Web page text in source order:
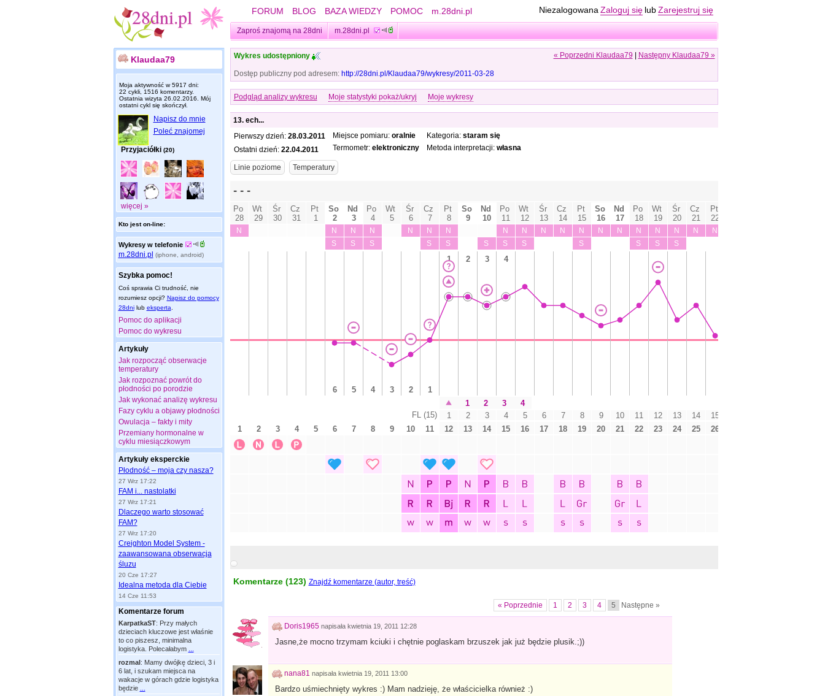
FORUM BLOG BAZA WIEDZY POMOC m.28dni.pl Niezalogowana Zaloguj się lub Zarejestruj się
Zaproś znajomą na 28dni m.28dni.pl
Klaudaa79
Moja aktywność w 5917 dni:
22 cykli, 1516 komentarzy.
Ostatnia wizyta 26.02.2016 . Mój
ostatni cykl się skończył.
Napisz do mnie
Poleć znajomej
Przyjaciółki (20)
więcej »
Kto jest on-line:
Wykresy w telefonie
m.28dni.pl (iphone, android)
Szybka pomoc!
Coś sprawia Ci trudność, nie
rozumiesz opcji? Napisz do pomocy
28dnilub eksperta
Pomoc do aplikacji
Pomoc do wykresu
Artykuły
Jak rozpocząć obserwacje
temperatury
Jak rozpoznać powrót do
płodności po porodzie
Jak wykonać analizę wykresu
Fazy cyklu a objawy płodności
Owulacja – fakty i mity
Przemiany hormonalne w
cyklu miesiączkowym
Artykuły eksperckie
Płodność – moja czy nasza?
27 Wrz 17:22
FAM i... nastolatki
27 Wrz 17:21
Dlaczego warto stosować
FAM?
27 Wrz 17:20
Creighton Model System -
zaawansowana obserwacja
śluzu
20 Cze 17:27
Idealna metoda dla Ciebie
14 Cze 11:53
Komentarze forum
KarpatkaST: Przy małych
dzieciach kluczowe jest właśnie
to co piszesz, minimalna
logistyka. Polecałabym
rozmal: Mamy dwójkę dzieci, 3 i
6 lat, i szukam miejsca na
wakacje w górach gdzie logistyka
będzie
« Poprzedni Klaudaa79 Następny Klaudaa79 »
Wykres udostępniony
Dostęp publiczny pod adresem: http://28dni.pl/Klaudaa79/wykresy/2011-03-28
Podgląd analizy wykresu Moje statystyki pokaż/ukryj Moje wykresy
13. ech...
Pierwszy dzień: 28.03.2011
Ostatni dzień: 22.04.2011
Miejsce pomiaru: oralnie
Termometr: elektroniczny
Kategoria: staram się
Metoda interpretacji: własna
Komentarze (123) Znajdź komentarze (autor, treść)
« Poprzednie 1 2 3 4 5 Następne »
Doris1965 napisała kwietnia 19, 2011 12:28
Jasne,że mocno trzymam kciuki i chętnie poglaskam brzuszek jak już będzie plusik.;))
nana81 napisała kwietnia 19, 2011 13:00
Bardzo uśmiechnięty wykres :) Mam nadzieję, że właścicielka również :)